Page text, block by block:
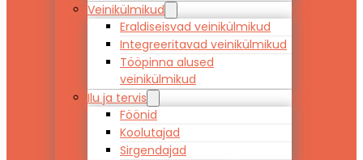
Veinikülmikud
Eraldiseisvad veinikülmikud
Integreeritavad veinikülmikud
Tööpinna alused
veinikülmikud
Ilu ja tervis
Föönid
Koolutajad
Sirgendajad